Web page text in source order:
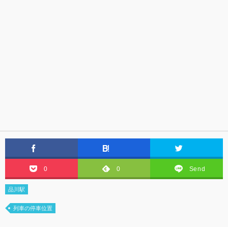
0 0 Send
品川駅
列車の停車位置